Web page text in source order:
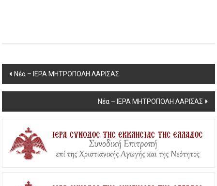
Post
navigation
Νέα – ΙΕΡΑ ΜΗΤΡΟΠΟΛΗ ΛΑΡΙΣΑΣ
Νέα – ΙΕΡΑ ΜΗΤΡΟΠΟΛΗ ΛΑΡΙΣΑΣ